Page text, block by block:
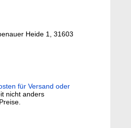
Heide 1, 31603
für Versand oder
nicht anders